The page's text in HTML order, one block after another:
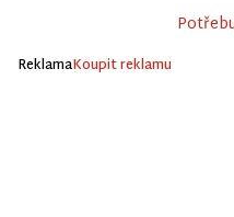
ReklamaKoupit reklamu